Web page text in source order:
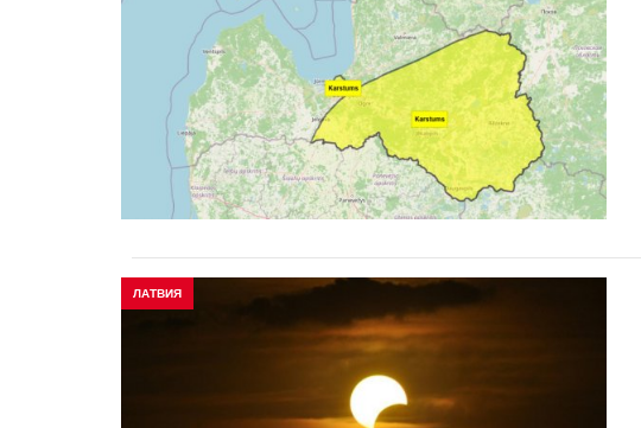
ЛАТВИЯ